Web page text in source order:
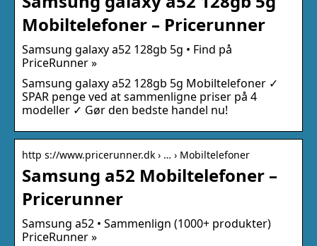
Mobiltelefoner – Pricerunner
Samsung galaxy a52 128gb 5g • Find på
PriceRunner »
Samsung galaxy a52 128gb 5g Mobiltelefoner ✓
SPAR penge ved at sammenligne priser på 4
modeller ✓ Gør den bedste handel nu!
http s://www.pricerunner.dk › … › Mobiltelefoner
Samsung a52 Mobiltelefoner –
Pricerunner
Samsung a52 • Sammenlign (1000+ produkter)
PriceRunner »